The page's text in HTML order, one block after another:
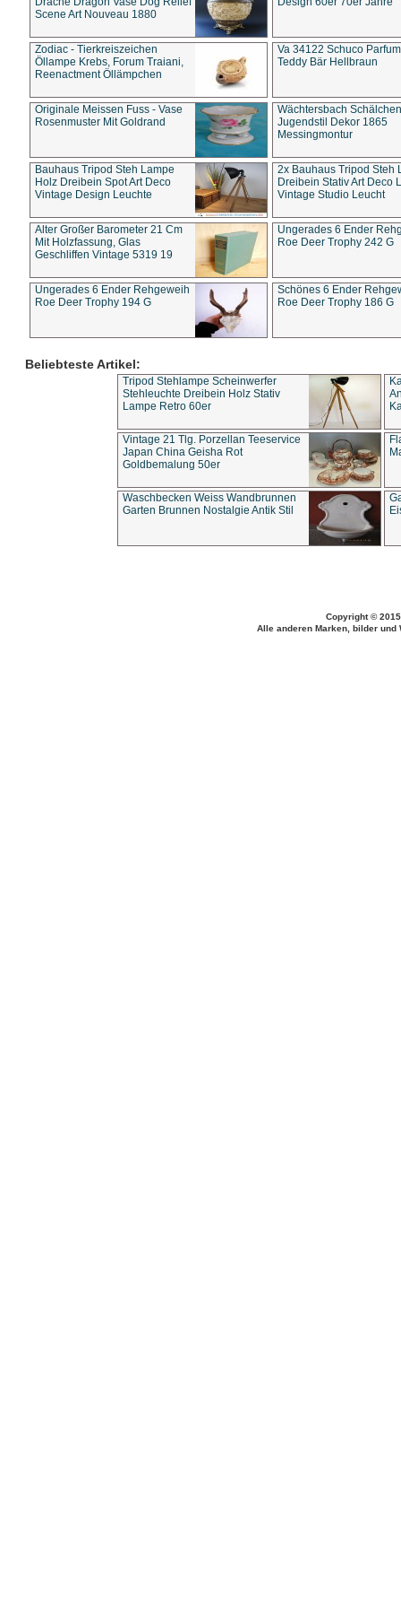
Scene Art Nouveau 1880
Zodiac - Tierkreiszeichen
Öllampe Krebs, Forum Traiani,
Reenactment Öllämpchen
Va 34122 Schuco
Teddy Bär Hellbraun
Originale Meissen Fuss - Vase
Rosenmuster Mit Goldrand
Wächtersbach Schälchen
Jugendstil Dekor 1865
Messingmontur
Bauhaus Tripod Steh Lampe
Holz Dreibein Spot Art Deco
Vintage Design Leuchte
2x Bauhaus Tripod Steh
Dreibein Stativ Art Deco
Vintage Studio Leucht
Alter Großer Barometer 21 Cm
Mit Holzfassung, Glas
Geschliffen Vintage 5319 19
Ungerades 6 Ender
Roe Deer Trophy 242 G
Ungerades 6 Ender Rehgeweih
Roe Deer Trophy 194 G
Schönes 6 Ender
Roe Deer Trophy 186 G
Beliebteste Artikel:
Tripod Stehlampe Scheinwerfer
Stehleuchte Dreibein Holz Stativ
Lampe Retro 60er
Vintage 21 Tlg. Porzellan Teeservice
Japan China Geisha Rot
Goldbemalung 50er
Waschbecken Weiss Wandbrunnen
Garten Brunnen Nostalgie Antik Stil
Copyright ©
Alle anderen Marken, bilder und